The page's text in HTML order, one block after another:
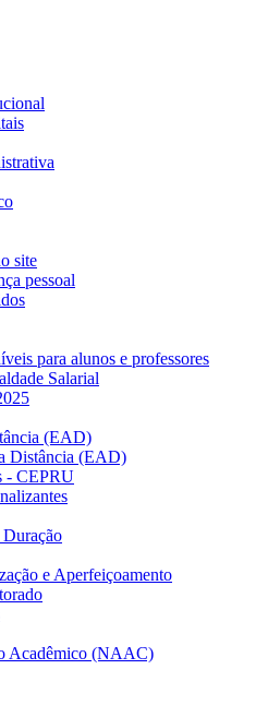
site
pessoal
para alunos e professores
Salarial
(EAD)
Distância (EAD)
- CEPRU
e Aperfeiçoamento
Acadêmico (NAAC)